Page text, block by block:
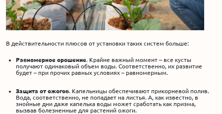
В действительности плюсов от установки таких систем больше:
Равномерное орошение . Крайне важный момент – все кусты
получают одинаковый объем воды. Соответственно, их развитие
будет – при прочих равных условиях – равномерным.
Защита от ожогов . Капельницы обеспечивают прикорневой полив.
Вода, соответственно, не попадает на листья. А, как известно, в
знойные дни даже капелька воды может сработать как призма,
вызвав болезненные для растений ожоги.